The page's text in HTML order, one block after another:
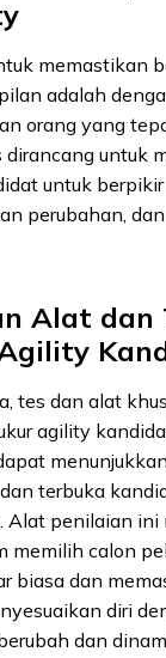
memastikan
adalah
orang yang
untuk
untuk
perubahan,
Alat dan
tes dan alat
agility
terbuka
Alat penilaian ini
memilih calon
biasa dan
diri
dan